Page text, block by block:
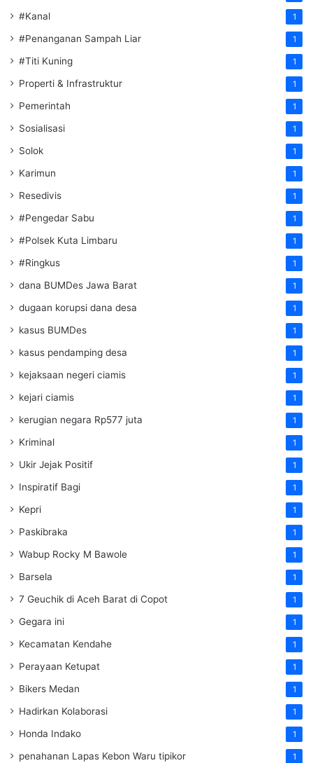
#Kanal 1
#Penanganan Sampah Liar 1
#Titi Kuning 1
Properti & Infrastruktur 1
Pemerintah 1
Sosialisasi 1
Solok 1
Karimun 1
Resedivis 1
#Pengedar Sabu 1
#Polsek Kuta Limbaru 1
#Ringkus 1
dana BUMDes Jawa Barat 1
dugaan korupsi dana desa 1
kasus BUMDes 1
kasus pendamping desa 1
kejaksaan negeri ciamis 1
kejari ciamis 1
kerugian negara Rp577 juta 1
Kriminal 1
Ukir Jejak Positif 1
Inspiratif Bagi 1
Kepri 1
Paskibraka 1
Wabup Rocky M Bawole 1
Barsela 1
7 Geuchik di Aceh Barat di Copot 1
Gegara ini 1
Kecamatan Kendahe 1
Perayaan Ketupat 1
Bikers Medan 1
Hadirkan Kolaborasi 1
Honda Indako 1
penahanan Lapas Kebon Waru tipikor 1